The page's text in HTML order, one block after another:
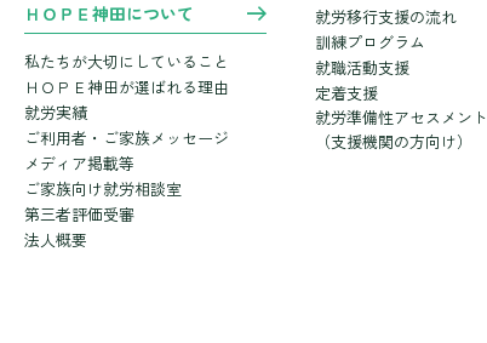
ＨＯＰＥ神田について
私たちが大切にしていること
ＨＯＰＥ神田が選ばれる理由
就労実績
ご利用者・ご家族メッセージ
メディア掲載等
ご家族向け就労相談室
第三者評価受審
法人概要
就労移行支援の流れ
訓練プログラム
就職活動支援
定着支援
就労準備性アセスメント
（支援機関の方向け）